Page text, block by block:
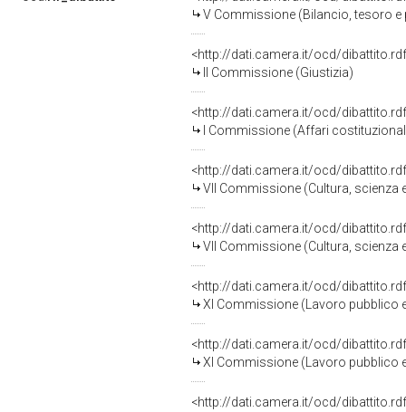
V Commissione (Bilancio, tesoro
<http://dati.camera.it/ocd/
II Commissione (Giustizia)
<http://dati.camera.it/ocd/
I Commissione (Affari
<http://dati.camera.it/ocd/
VII Commissione (Cultura, scienza
<http://dati.camera.it/ocd/
VII Commissione (Cultura, scienza
<http://dati.camera.it/ocd/
XI Commissione (Lavoro pubblico
<http://dati.camera.it/ocd/
XI Commissione (Lavoro pubblico
<http://dati.camera.it/ocd/